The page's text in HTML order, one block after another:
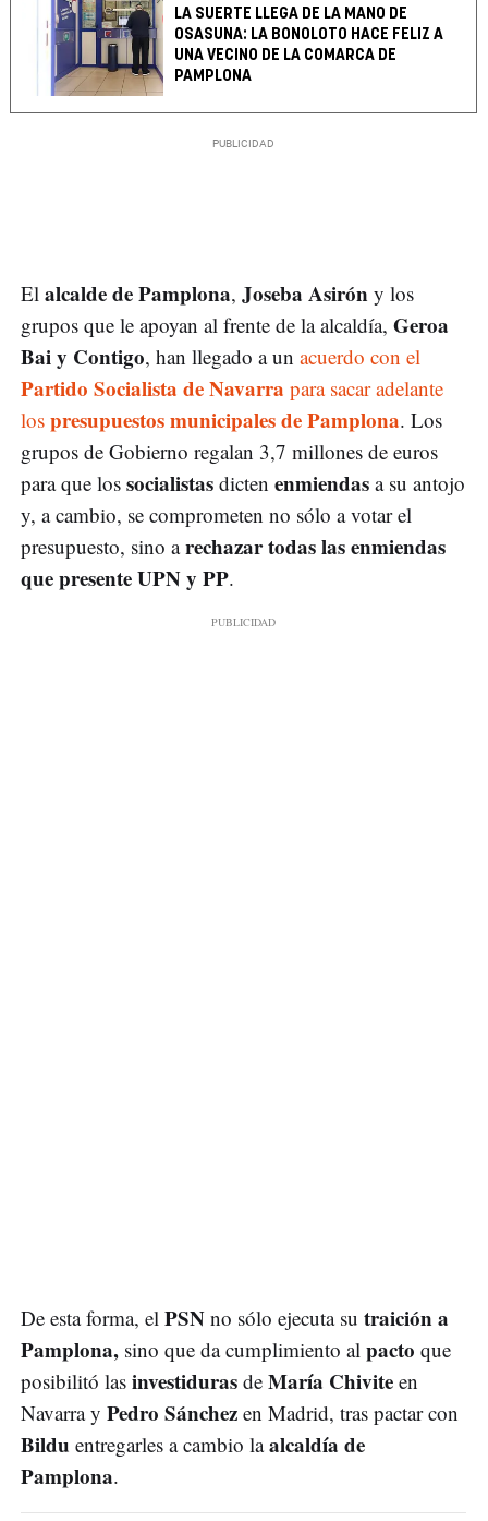
LA SUERTE LLEGA DE LA MANO DE
OSASUNA: LA BONOLOTO HACE FELIZ A
UNA VECINO DE LA COMARCA DE
PAMPLONA
El alcalde de Pamplona, Joseba Asirón y los
grupos que le apoyan al frente de la alcaldía, Geroa
Bai y Contigo, han llegado a un acuerdo con el
Partido Socialista de Navarra para sacar adelante
los presupuestos municipales de Pamplona. Los
grupos de Gobierno regalan 3,7 millones de euros
para que los socialistas dicten enmiendas a su antojo
y, a cambio, se comprometen no sólo a votar el
presupuesto, sino arechazar todas las enmiendas
que presente UPN y PP.
De esta forma, el PSN no sólo ejecuta su traición a
Pamplona, sino que da cumplimiento al pacto que
posibilitó las investiduras de María Chivite en
Navarra y Pedro Sánchez en Madrid, tras pactar con
Bildu entregarles a cambio laalcaldía de
Pamplona.